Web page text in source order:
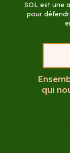
SOL est une
pour
qui